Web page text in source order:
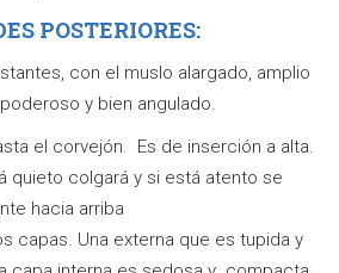
POSTERIORES:
con el muslo alargado, amplio
y bien angulado.
el corvejón. Es de inserción a alta.
quieto colgará y si está atento se
hacia arriba
capas. Una externa que es tupida y